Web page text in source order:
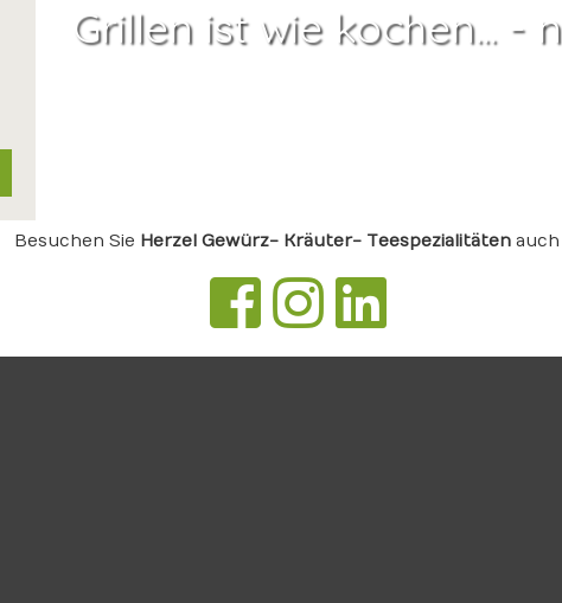
Grillen ist wie kochen... -
Besuchen Sie Herzel Gewürz- Kräuter- Teespezialitäten